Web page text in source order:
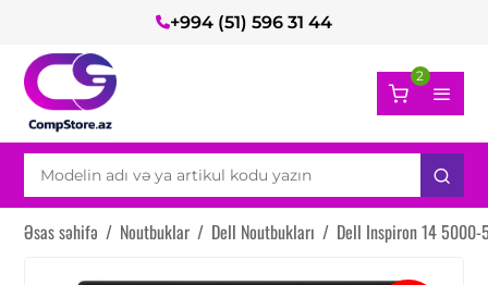
+994 (51) 596 31 44
2
Əsas səhifə / Noutbuklar / Dell Noutbukları / Dell Inspiron 14 5000-